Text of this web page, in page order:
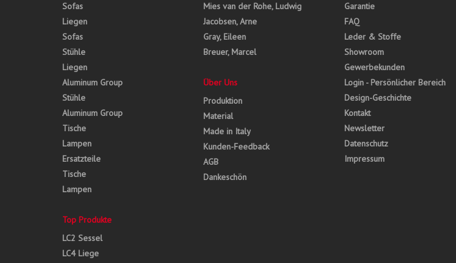
Sofas
Liegen
Sofas
Stühle
Liegen
Aluminum Group
Stühle
Aluminum Group
Tische
Lampen
Ersatzteile
Tische
Lampen
Top Produkte
LC2 Sessel
LC4 Liege
Mies van der Rohe, Ludwig
Jacobsen, Arne
Gray, Eileen
Breuer, Marcel
Über Uns
Produktion
Material
Made in Italy
Kunden-Feedback
AGB
Dankeschön
Garantie
FAQ
Leder & Stoffe
Showroom
Gewerbekunden
Login - Persönlicher Bereich
Design-Geschichte
Kontakt
Newsletter
Datenschutz
Impressum